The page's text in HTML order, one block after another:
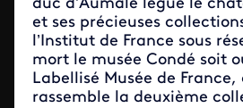
duc d’Aumale lègue le
et ses précieuses
l’Institut de France sous
mort le musée Condé soit
Labellisé Musée de
rassemble la deuxième